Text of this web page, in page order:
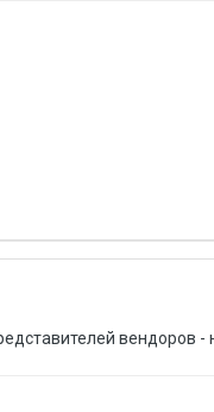
вендоров -